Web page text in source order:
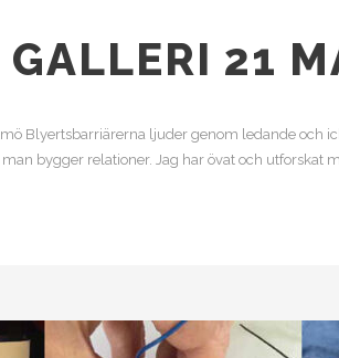
GALLERI 21
Blyertsbarriärerna ljuder genom ledande och
bygger relationer. Jag har övat och utforskat